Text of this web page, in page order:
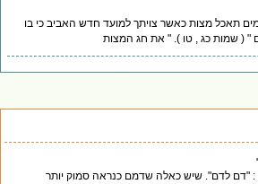
מצות כאשר צויתך למועד חדש האביב כי בו
( שמות כג , טו ). " את חג המצות
"דם לדם". שיש כאלה שדמם כנראה סמוק יותר